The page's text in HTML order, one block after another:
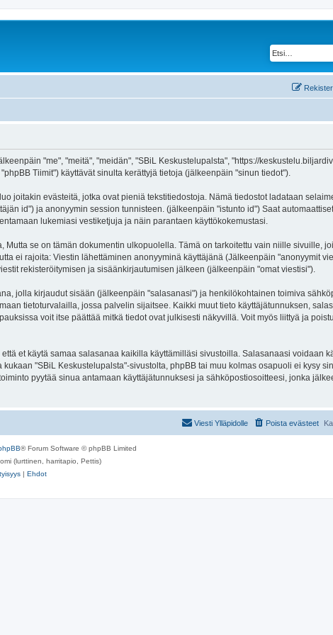
"me", "meitä", "meidän", "SBiL Keskustelupalsta", "https://
Tiimit") käyttävät sinulta kerättyjä tietoja (jälkeenpäin "sinun tiedot").
joitakin evästeitä, jotka ovat pieniä tekstitiedostoja. Nämä tiedostot ladataan
id") ja anonyymin session tunnisteen. (jälkeenpäin "istunto id") Saat
lukemiasi vestiketjuja ja näin parantaen käyttökokemustasi.
se on tämän dokumentin ulkopuolella. Tämä on tarkoitettu vain niille sivuille,
ei rajoita: Viestin lähettäminen anonyyminä käyttäjänä (Jälkeenpäin "anonyymit
rekisteröitymisen ja sisäänkirjautumisen jälkeen (jälkeenpäin "omat viestisi").
jolla kirjaudut sisään (jälkeenpäin "salasanasi") ja henkilökohtainen toimiva
tietoturvalailla, jossa palvelin sijaitsee. Kaikki muut tieto käyttäjätunnuksen,
voit itse päättää mitkä tiedot ovat julkisesti näkyvillä. Voit myös liittyä ja
et käytä samaa salasanaa kaikilla käyttämilläsi sivustoilla. Salasanaasi voidaan
"SBiL Keskustelupalsta"-sivustolta, phpBB tai muu kolmas osapuoli ei kysy
pyytää sinua antamaan käyttäjätunnuksesi ja sähköpostiosoitteesi, jonka
Poista evästeet
Viesti Ylläpidolle
® Forum Software © phpBB Limited
(lurttinen, harritapio, Pettis)
| Ehdot